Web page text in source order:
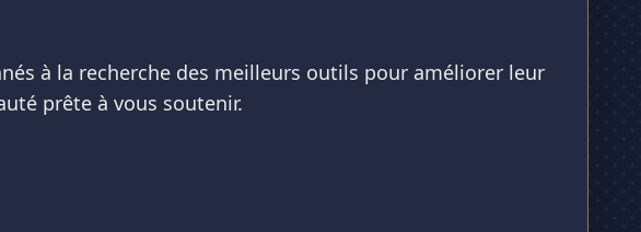
à la recherche des meilleurs outils pour améliorer leur
prête à vous soutenir.